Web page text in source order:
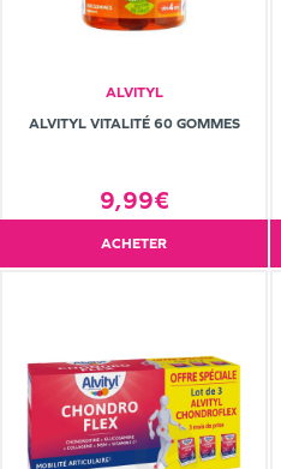
ALVITYL
ALVITYL VITALITÉ 60 GOMMES
9,99€
ACHETER